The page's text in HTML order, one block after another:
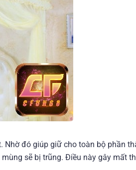
đó giúp giữ cho toàn bộ phần
sẽ bị trũng. Điều này gây mất